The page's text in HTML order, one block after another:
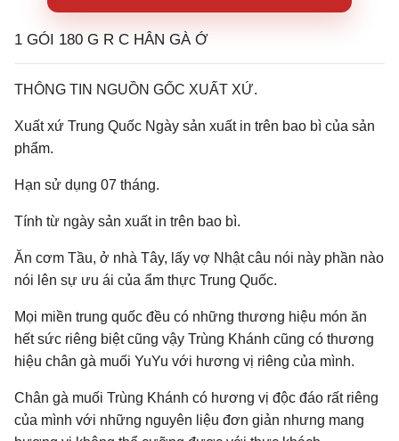
1 GÓI 180 G R C HÂN GÀ Ớ
THÔNG TIN NGUỒN GỐC XUẤT XỨ.
Xuất xứ Trung Quốc Ngày sản xuất in trên bao bì của sản
phẩm.
Hạn sử dụng 07 tháng.
Tính từ ngày sản xuất in trên bao bì.
Ăn cơm Tầu, ở nhà Tây, lấy vợ Nhật câu nói này phần nào
nói lên sự ưu ái của ẩm thực Trung Quốc.
Mọi miền trung quốc đều có những thương hiệu món ăn
hết sức riêng biệt cũng vậy Trùng Khánh cũng có thương
hiệu chân gà muối YuYu với hương vị riêng của mình.
Chân gà muối Trùng Khánh có hương vị độc đáo rất riêng
của mình với những nguyên liệu đơn giản nhưng mang